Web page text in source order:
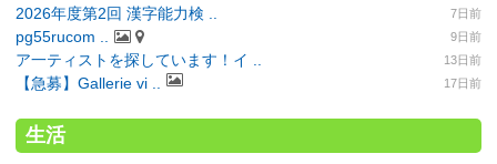
2026年度第2回 漢字能力検 .. 7日前
pg55rucom .. 9日前
ア一ティストを探しています！イ .. 13日前
【急募】Gallerie vi .. 17日前
生活